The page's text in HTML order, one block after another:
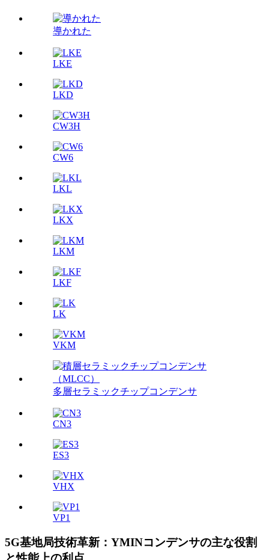
導かれた
LKE
LKD
CW3H
CW6
LKL
LKX
LKM
LKF
LK
VKM
多層セラミックチップコンデンサ
CN3
ES3
VHX
VP1
5G基地局技術革新：YMINコンデンサの主な役割